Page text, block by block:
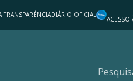
TRANSPARÊNCIADIÁRIO OFICIAL
ACESSO